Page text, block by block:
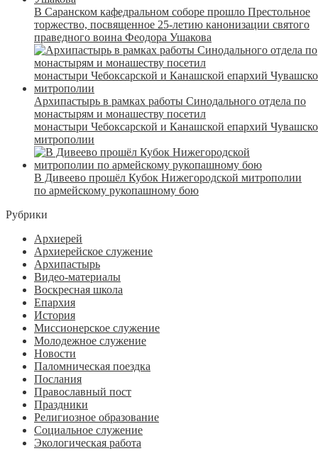
В Саранском кафедральном соборе прошло Престольное
торжество, посвященное 25-летию канонизации святого
праведного воина Феодора Ушакова
Архипастырь в рамках работы Синодального отдела по
монастырям и монашеству посетил
монастыри Чебоксарской и Канашской епархий
митрополии
В Дивеево прошёл Кубок Нижегородской митрополии
по армейскому рукопашному бою
Рубрики
Архиерей
Архиерейское служение
Архипастырь
Видео-материалы
Воскресная школа
Епархия
История
Миссионерское служение
Молодежное служение
Новости
Паломническая поездка
Послания
Православный пост
Праздники
Религиозное образование
Социальное служение
Экологическая работа